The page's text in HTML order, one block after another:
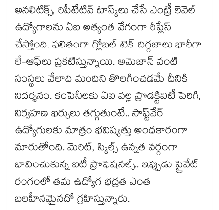
అనలిటిక్స్, రిపీటేటివ్ టాస్క్‌లు చేసే ఎంట్రీ లెవెల్
ఉద్యోగాలను ఏఐ అత్యంత వేగంగా రీప్లేస్
చేస్తోంది. ఫలితంగా గ్లోబల్ టెక్ దిగ్గజాలు భారీగా
లే-ఆఫ్‌లు ప్రకటిస్తున్నాయి. అమెజాన్ వంటి
సంస్థలు వేలాది మందిని తొలగించడమే దీనికి
నిదర్శనం. కంపెనీలకు ఏఐ వల్ల ప్రొడక్టివిటీ పెరిగి,
నిర్వహణ ఖర్చులు తగ్గుతుంటే.. సాఫ్ట్‌వేర్
ఉద్యోగులకు మాత్రం భవిష్యత్తు అంధకారంగా
మారుతోంది. మెరిట్, స్కిల్స్ ఉన్నత వర్గంగా
భావించుకున్న ఐటీ ప్రొఫెషనల్స్.. ఇప్పుడు ప్రైవేట్
రంగంలో తమ ఉద్యోగ భద్రత ఎంత
బలహీనమైనదో గ్రహిస్తున్నారు.